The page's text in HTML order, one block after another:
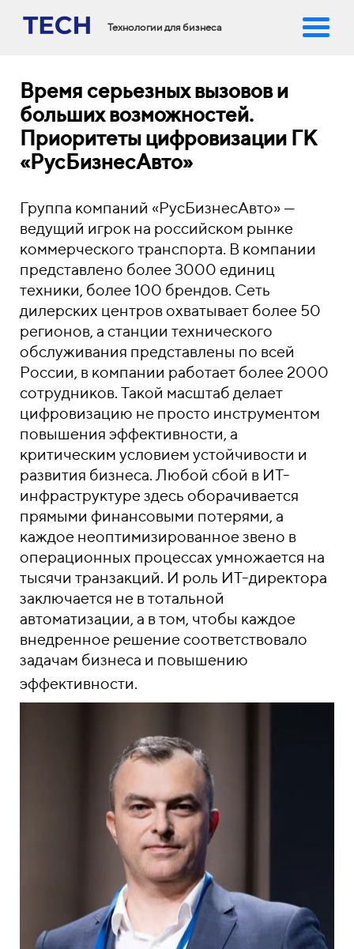
Технологии для бизнеса
Время серьезных вызовов и
больших возможностей.
Приоритеты цифровизации ГК
«РусБизнесАвто»
Группа компаний «РусБизнесАвто» —
ведущий игрок на российском рынке
коммерческого транспорта. В компании
представлено более 3000 единиц
техники, более 100 брендов. Сеть
дилерских центров охватывает более 50
регионов, а станции технического
обслуживания представлены по всей
России, в компании работает более 2000
сотрудников. Такой масштаб делает
цифровизацию не просто инструментом
повышения эффективности, а
критическим условием устойчивости и
развития бизнеса. Любой сбой в ИТ-
инфраструктуре здесь оборачивается
прямыми финансовыми потерями, а
каждое неоптимизированное звено в
операционных процессах умножается на
тысячи транзакций. И роль ИТ-директора
заключается не в тотальной
автоматизации, а в том, чтобы каждое
внедренное решение соответствовало
задачам бизнеса и повышению
эффективности.